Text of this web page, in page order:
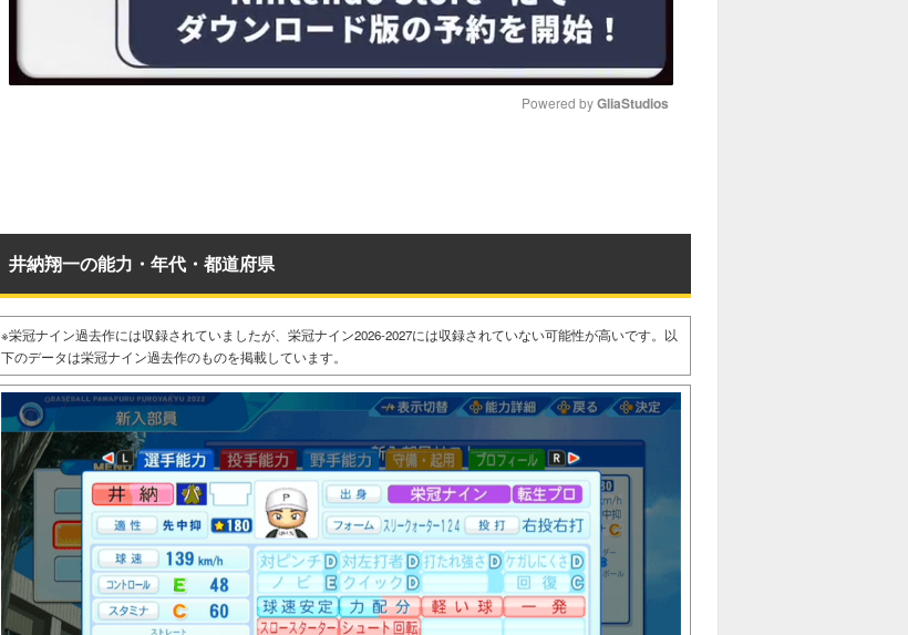
Powered by GliaStudios
井納翔一の能力・年代・都道府県
※栄冠ナイン過去作には収録されていましたが、栄冠ナイン2026-2027には収録されていない可能性が高いです。以
下のデータは栄冠ナイン過去作のものを掲載しています。